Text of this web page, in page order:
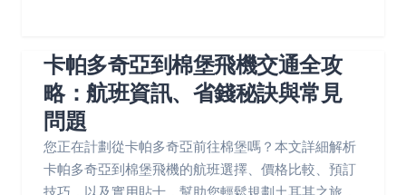
卡帕多奇亞到棉堡飛機交通全攻
略：航班資訊、省錢秘訣與常見
問題
您正在計劃從卡帕多奇亞前往棉堡嗎？本文詳細解析
卡帕多奇亞到棉堡飛機的航班選擇、價格比較、預訂